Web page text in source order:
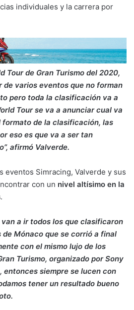
individuales y la carrera por
Tour de Gran Turismo del 2020,
de varios eventos que no forman
pero toda la clasificación va a
Tour se va a anunciar cual va
de la clasificación, las
eso es que va a ser tan
afirmó Valverde.
eventos Simracing, Valverde y sus
con un nivel altísimo en la
.
van a ir todos los que clasificaron
Mónaco que se corrió a final
con el mismo lujo de los
Turismo, organizado por Sony
entonces siempre se lucen con
tener un resultado bueno